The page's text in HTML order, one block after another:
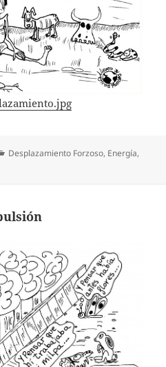
Categorías
Desplazamiento Forzoso, Energía,